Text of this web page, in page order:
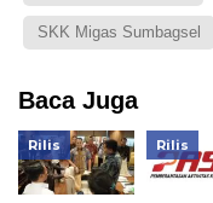
SKK Migas Sumbagsel
Baca Juga
Rilis Rilis